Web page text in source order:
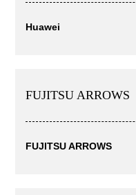
Huawei
FUJITSU ARROWS
FUJITSU ARROWS